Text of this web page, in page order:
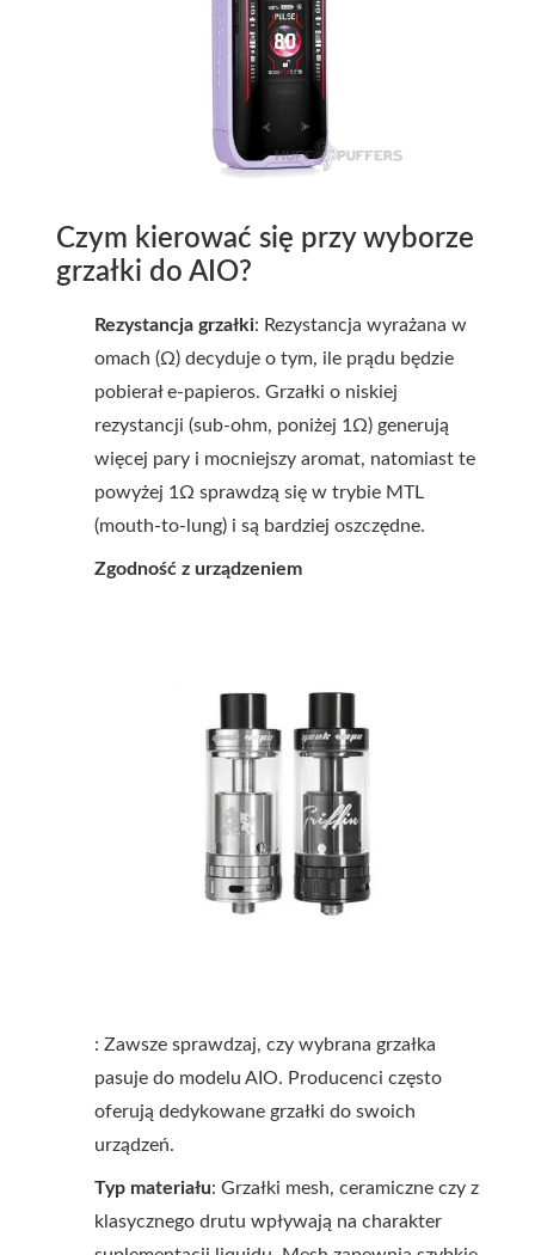
Czym kierować się przy wyborze
grzałki do AIO?
Rezystancja grzałki: Rezystancja wyrażana w
omach (Ω) decyduje o tym, ile prądu będzie
pobierał e-papieros. Grzałki o niskiej
rezystancji (sub-ohm, poniżej 1Ω) generują
więcej pary i mocniejszy aromat, natomiast te
powyżej 1Ω sprawdzą się w trybie MTL
(mouth-to-lung) i są bardziej oszczędne.
Zgodność z urządzeniem
: Zawsze sprawdzaj, czy wybrana grzałka
pasuje do modelu AIO. Producenci często
oferują dedykowane grzałki do swoich
urządzeń.
Typ materiału: Grzałki mesh, ceramiczne czy z
klasycznego drutu wpływają na charakter